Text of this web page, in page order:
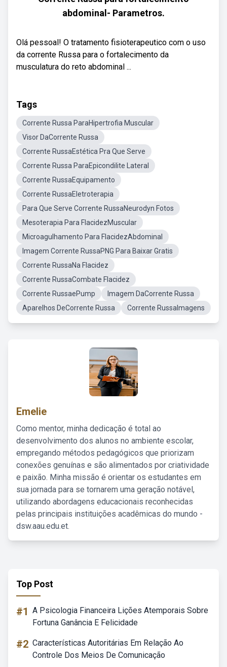
abdominal- Parametros.
Olá pessoal! O tratamento fisioterapeutico com o uso
da corrente Russa para o fortalecimento da
musculatura do reto abdominal ...
Tags
Corrente Russa ParaHipertrofia Muscular
Visor DaCorrente Russa
Corrente RussaEstética Pra Que Serve
Corrente Russa ParaEpicondilite Lateral
Corrente RussaEquipamento
Corrente RussaEletroterapia
Para Que Serve Corrente RussaNeurodyn Fotos
Mesoterapia Para FlacidezMuscular
Microagulhamento Para FlacidezAbdominal
Imagem Corrente RussaPNG Para Baixar Gratis
Corrente RussaNa Flacidez
Corrente RussaCombate Flacidez
Corrente RussaePump
Imagem DaCorrente Russa
Aparelhos DeCorrente Russa
Corrente RussaImagens
Emelie
Como mentor, minha dedicação é total ao
desenvolvimento dos alunos no ambiente escolar,
empregando métodos pedagógicos que priorizam
conexões genuínas e são alimentados por criatividade
e paixão. Minha missão é orientar os estudantes em
sua jornada para se tornarem uma geração notável,
utilizando abordagens educacionais reconhecidas
pelas principais instituições acadêmicas do mundo -
dsw.aau.edu.et.
Top Post
#1 A Psicologia Financeira Lições Atemporais Sobre
Fortuna Ganância E Felicidade
#2 Características Autoritárias Em Relação Ao
Controle Dos Meios De Comunicação